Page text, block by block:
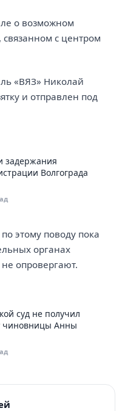
о возможном
с центром
«ВЯЗ» Николай
и отправлен под
задержания
Волгограда
этому поводу пока
органах
опровергают.
суд не получил
чиновницы Анны